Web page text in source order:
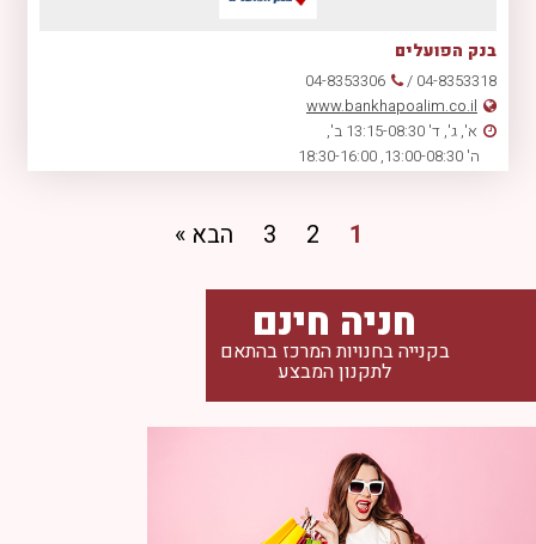
בנק הפועלים
04-8353318 / 04-8353306
www.bankhapoalim.co.il
א', ג', ד' 13:15-08:30 ב',
ה' 13:00-08:30, 18:30-16:00
1
2
3 הבא »
חניה חינם
בקנייה בחנויות המרכז בהתאם
לתקנון המבצע